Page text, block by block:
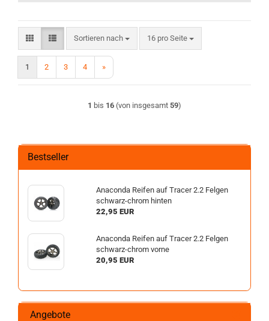
Sortieren nach
Sortieren nach 16 pro Seite
pro Seite
1 2 3 4 »
1 bis 16 (von insgesamt 59)
Bestseller
Anaconda Reifen auf Tracer 2.2 Felgen
schwarz-chrom hinten
22,95 EUR
Anaconda Reifen auf Tracer 2.2 Felgen
schwarz-chrom vorne
20,95 EUR
Angebote